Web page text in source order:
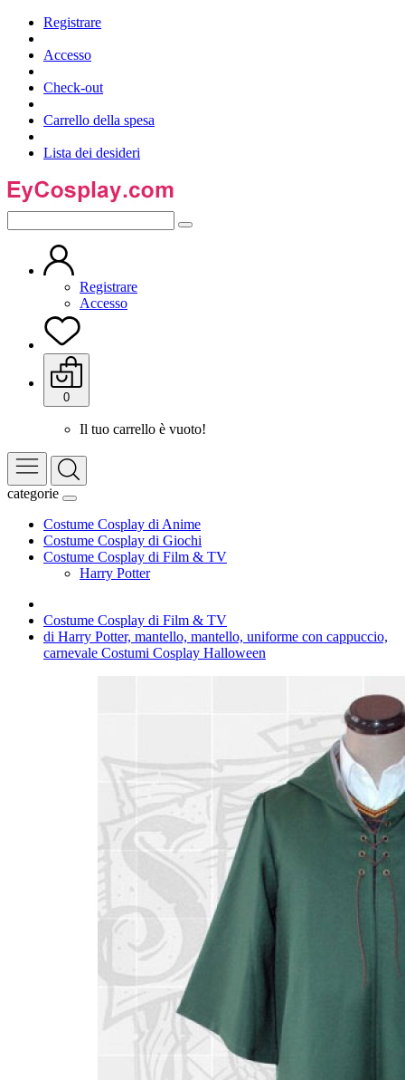
Registrare
Accesso
Check-out
Carrello della spesa
Lista dei desideri
Registrare
Accesso
0
Il tuo carrello è vuoto!
categorie
Costume Cosplay di Anime
Costume Cosplay di Giochi
Costume Cosplay di Film & TV
Harry Potter
Costume Cosplay di Film & TV
di Harry Potter, mantello, mantello, uniforme con cappuccio,
carnevale Costumi Cosplay Halloween